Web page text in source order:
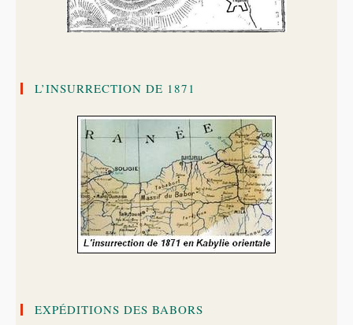
L’INSURRECTION DE 1871
EXPÉDITIONS DES BABORS